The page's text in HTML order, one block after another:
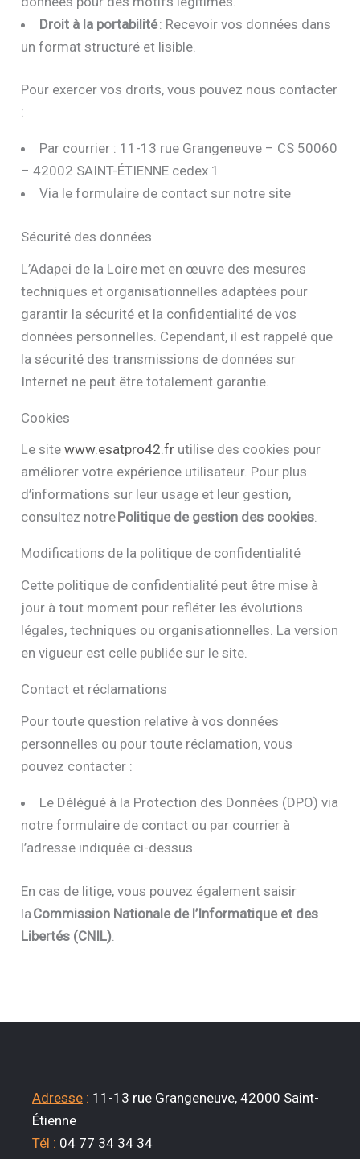
Droit à la portabilité: Recevoir vos données dans
un format structuré et lisible.
Pour exercer vos droits, vous pouvez nous contacter
:
Par courrier : 11-13 rue Grangeneuve – CS 50060
– 42002 SAINT-ÉTIENNE cedex 1
Via le formulaire de contact sur notre site
Sécurité des données
L’Adapei de la Loire met en œuvre des mesures
techniques et organisationnelles adaptées pour
garantir la sécurité et la confidentialité de vos
données personnelles. Cependant, il est rappelé que
la sécurité des transmissions de données sur
Internet ne peut être totalement garantie.
Cookies
Le sitewww.esatpro42.fr utilise des cookies pour
améliorer votre expérience utilisateur. Pour plus
d’informations sur leur usage et leur gestion,
consultez notrePolitique de gestion des cookies.
Modifications de la politique de confidentialité
Cette politique de confidentialité peut être mise à
jour à tout moment pour refléter les évolutions
légales, techniques ou organisationnelles. La version
en vigueur est celle publiée sur le site.
Contact et réclamations
Pour toute question relative à vos données
personnelles ou pour toute réclamation, vous
pouvez contacter :
Le Délégué à la Protection des Données (DPO) via
notre formulaire de contact ou par courrier à
l’adresse indiquée ci-dessus.
En cas de litige, vous pouvez également saisir
la Commission Nationale de l’Informatique et des
Libertés (CNIL)
Adresse : 11-13 rue Grangeneuve, 42000 Saint-
Étienne
Tél : 04 77 34 34 34